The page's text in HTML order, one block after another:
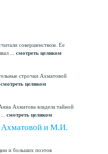
совершенством. Ее
... смотреть целиком
строчки Ахматовой
смотреть целиком
Ахматова владела тайной
смотреть целиком
Ахматовой и М.И.
и больших поэтов